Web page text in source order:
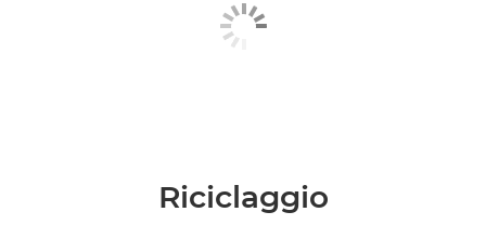
Riciclaggio